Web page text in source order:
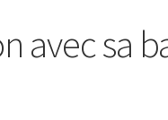
avec sa